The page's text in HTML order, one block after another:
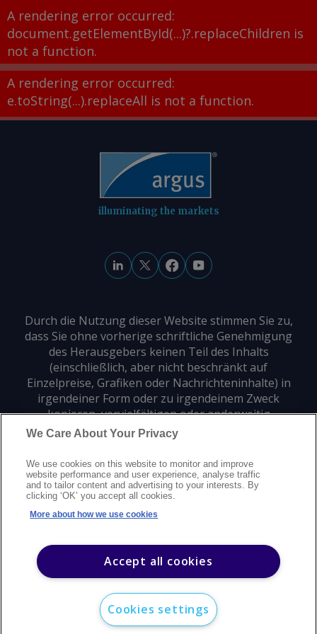
A rendering error occurred:
document.getElementById(...)?.replaceChildren is
not a function.
A rendering error occurred:
e.toString(...).replaceAll is not a function.
illuminating the markets
Durch die Nutzung dieser Website stimmen Sie zu,
dass Sie ohne vorherige schriftliche Genehmigung
des Herausgebers keinen Teil des Inhalts
(einschließlich, aber nicht beschränkt auf
Einzelpreise, Grafiken oder Nachrichteninhalte) in
irgendeiner Form oder zu irgendeinem Zweck
kopieren, vervielfältigen oder anderweitig
verwenden dürfen.
DatenschutzMarkenzeichenUrheberrecht
NutzungsbedingungenErklärung zur modernen Sklaverei
CareersKundensupport
We Care About Your Privacy
We use cookies on this website to monitor and improve
website performance and user experience, analyse traffic
and to tailor content and advertising to your interests. By
clicking ‘OK’ you accept all cookies.
More about how we use cookies
Accept all cookies
Cookies settings